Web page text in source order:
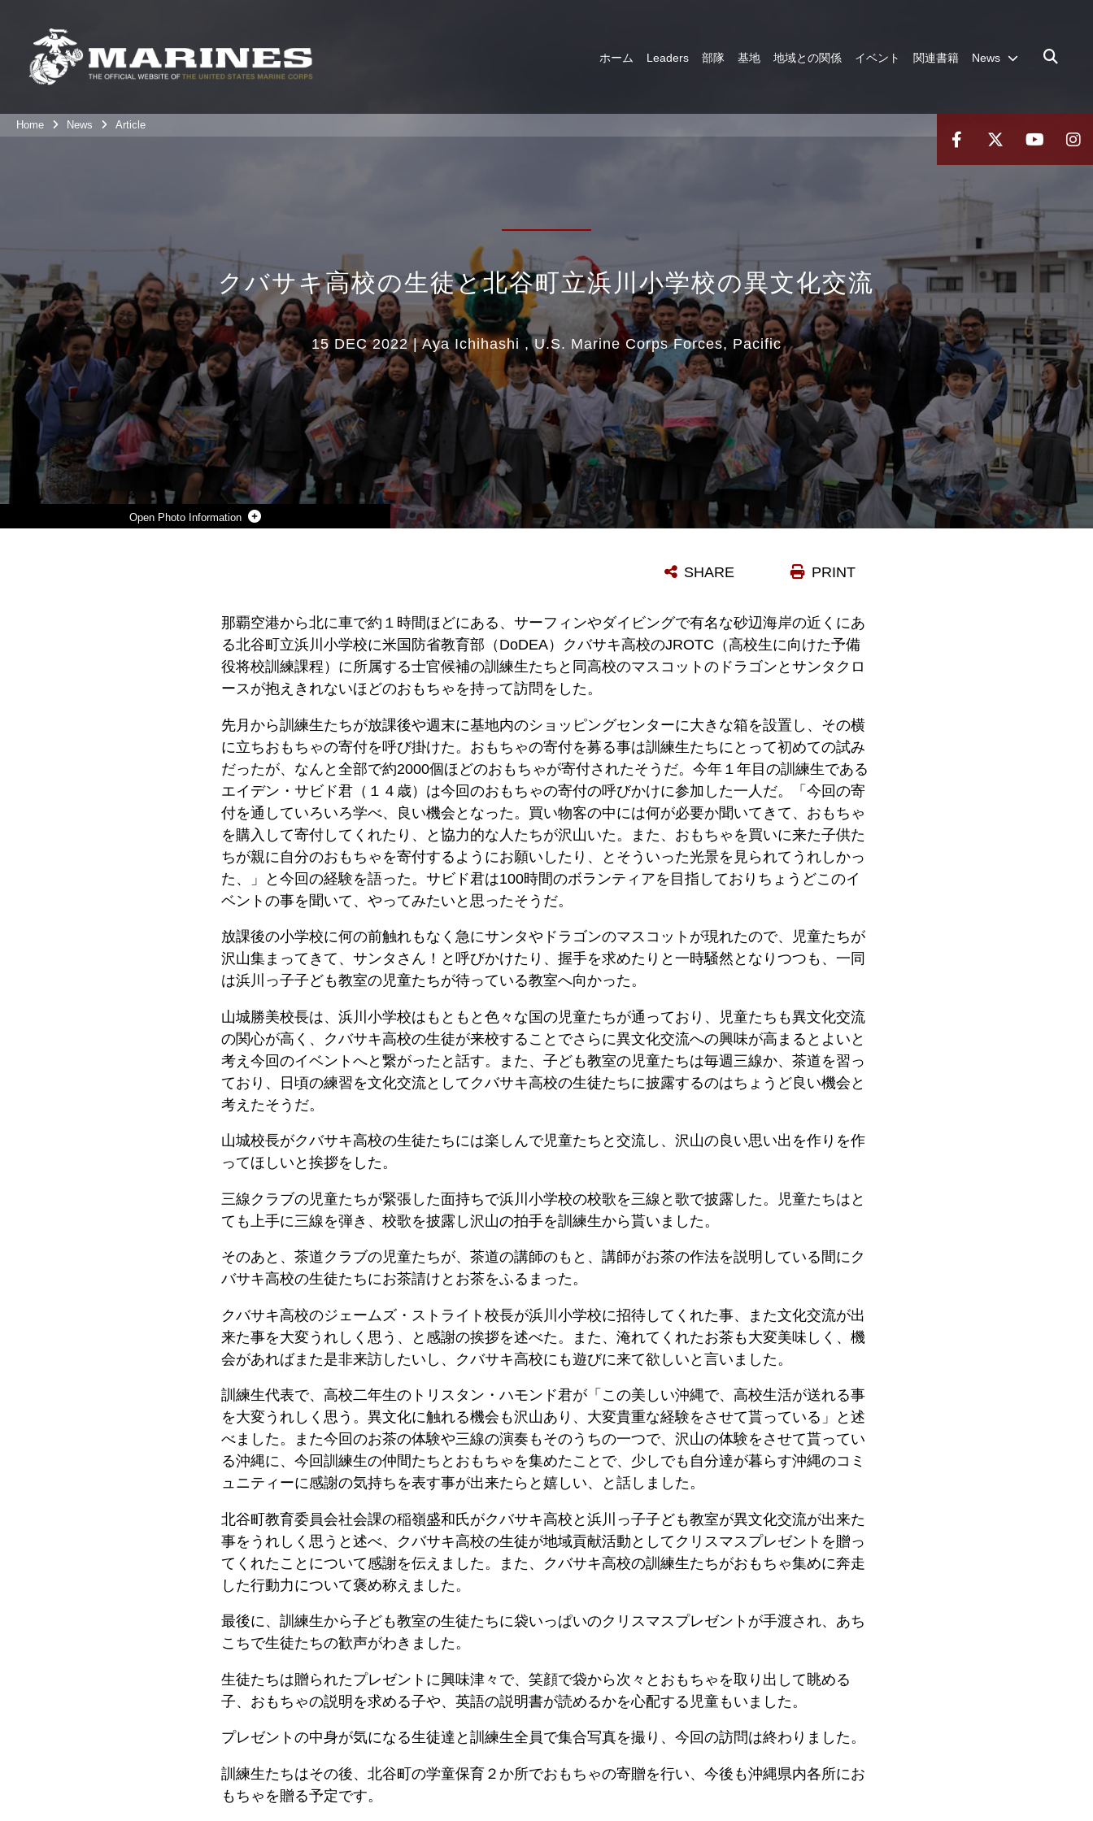
ホーム Leaders 部隊 基地 地域との関係 イベント 関連書籍 News
Home News Article
Photo Information
クバサキ高校の生徒と北谷町立浜川小学校の異文化交流
15 DEC 2022|Aya Ichihashi U.S. Marine Corps Forces, Pacific
PRINT
SHARE
那覇空港から北に車で約１時間ほどにある、サーフィンやダイビングで有名な砂辺海岸の近くにあ
る北谷町立浜川小学校に米国防省教育部（DoDEA）クバサキ高校のJROTC（高校生に向けた予備
役将校訓練課程）に所属する士官候補の訓練生たちと同高校のマスコットのドラゴンとサンタクロ
ースが抱えきれないほどのおもちゃを持って訪問をした。
先月から訓練生たちが放課後や週末に基地内のショッピングセンターに大きな箱を設置し、その横
に立ちおもちゃの寄付を呼び掛けた。おもちゃの寄付を募る事は訓練生たちにとって初めての試み
だったが、なんと全部で約2000個ほどのおもちゃが寄付されたそうだ。今年１年目の訓練生である
エイデン・サビド君（１４歳）は今回のおもちゃの寄付の呼びかけに参加した一人だ。「今回の寄
付を通していろいろ学べ、良い機会となった。買い物客の中には何が必要か聞いてきて、おもちゃ
を購入して寄付してくれたり、と協力的な人たちが沢山いた。また、おもちゃを買いに来た子供た
ちが親に自分のおもちゃを寄付するようにお願いしたり、とそういった光景を見られてうれしかっ
た、」と今回の経験を語った。サビド君は100時間のボランティアを目指しておりちょうどこのイ
ベントの事を聞いて、やってみたいと思ったそうだ。
放課後の小学校に何の前触れもなく急にサンタやドラゴンのマスコットが現れたので、児童たちが
沢山集まってきて、サンタさん！と呼びかけたり、握手を求めたりと一時騒然となりつつも、一同
は浜川っ子子ども教室の児童たちが待っている教室へ向かった。
山城勝美校長は、浜川小学校はもともと色々な国の児童たちが通っており、児童たちも異文化交流
の関心が高く、クバサキ高校の生徒が来校することでさらに異文化交流への興味が高まるとよいと
考え今回のイベントへと繋がったと話す。また、子ども教室の児童たちは毎週三線か、茶道を習っ
ており、日頃の練習を文化交流としてクバサキ高校の生徒たちに披露するのはちょうど良い機会と
考えたそうだ。
山城校長がクバサキ高校の生徒たちには楽しんで児童たちと交流し、沢山の良い思い出を作りを作
ってほしいと挨拶をした。
三線クラブの児童たちが緊張した面持ちで浜川小学校の校歌を三線と歌で披露した。児童たちはと
ても上手に三線を弾き、校歌を披露し沢山の拍手を訓練生から貰いました。
そのあと、茶道クラブの児童たちが、茶道の講師のもと、講師がお茶の作法を説明している間にク
バサキ高校の生徒たちにお茶請けとお茶をふるまった。
クバサキ高校のジェームズ・ストライト校長が浜川小学校に招待してくれた事、また文化交流が出
来た事を大変うれしく思う、と感謝の挨拶を述べた。また、淹れてくれたお茶も大変美味しく、機
会があればまた是非来訪したいし、クバサキ高校にも遊びに来て欲しいと言いました。
訓練生代表で、高校二年生のトリスタン・ハモンド君が「この美しい沖縄で、高校生活が送れる事
を大変うれしく思う。異文化に触れる機会も沢山あり、大変貴重な経験をさせて貰っている」と述
べました。また今回のお茶の体験や三線の演奏もそのうちの一つで、沢山の体験をさせて貰ってい
る沖縄に、今回訓練生の仲間たちとおもちゃを集めたことで、少しでも自分達が暮らす沖縄のコミ
ュニティーに感謝の気持ちを表す事が出来たらと嬉しい、と話しました。
北谷町教育委員会社会課の稲嶺盛和氏がクバサキ高校と浜川っ子子ども教室が異文化交流が出来た
事をうれしく思うと述べ、クバサキ高校の生徒が地域貢献活動としてクリスマスプレゼントを贈っ
てくれたことについて感謝を伝えました。また、クバサキ高校の訓練生たちがおもちゃ集めに奔走
した行動力について褒め称えました。
最後に、訓練生から子ども教室の生徒たちに袋いっぱいのクリスマスプレゼントが手渡され、あち
こちで生徒たちの歓声がわきました。
生徒たちは贈られたプレゼントに興味津々で、笑顔で袋から次々とおもちゃを取り出して眺める
子、おもちゃの説明を求める子や、英語の説明書が読めるかを心配する児童もいました。
プレゼントの中身が気になる生徒達と訓練生全員で集合写真を撮り、今回の訪問は終わりました。
訓練生たちはその後、北谷町の学童保育２か所でおもちゃの寄贈を行い、今後も沖縄県内各所にお
もちゃを贈る予定です。